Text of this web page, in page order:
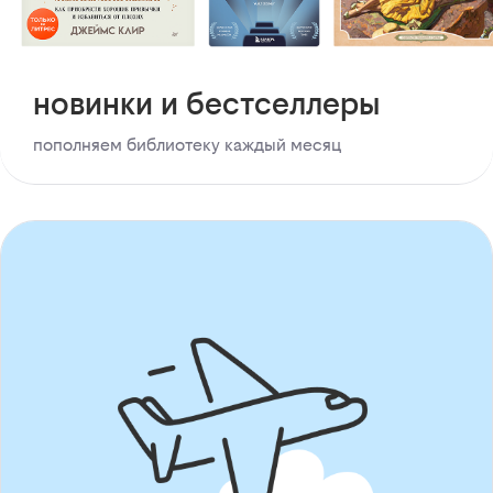
новинки и бестселлеры
пополняем библиотеку каждый месяц